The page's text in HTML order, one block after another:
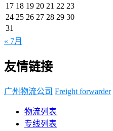
17 18 19 20 21 22 23
24 25 26 27 28 29 30
31
« 7月
友情链接
广州物流公司 Freight forwarder
物流列表
专线列表